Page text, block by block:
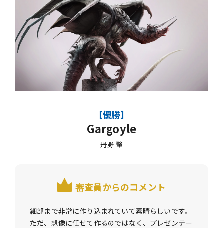
【優勝】
Gargoyle
丹野 肇
審査員からのコメント
細部まで非常に作り込まれていて素晴らしいです。
ただ、想像に任せて作るのではなく、プレゼンテー